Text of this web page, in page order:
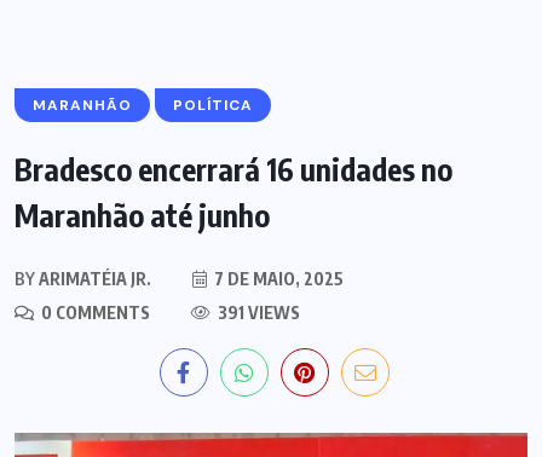
MARANHÃO POLÍTICA
Bradesco encerrará 16 unidades no
Maranhão até junho
BYARIMATÉIA JR.
7 DE MAIO, 2025
0 COMMENTS
391 VIEWS